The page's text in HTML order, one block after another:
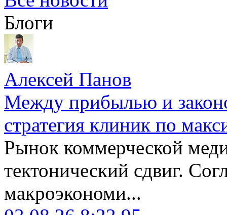
Блоги
Алексей Панов
Между прибылью и
стратегия клиник по
Рынок коммерческой
тектонический сдвиг.
макроэкономи...